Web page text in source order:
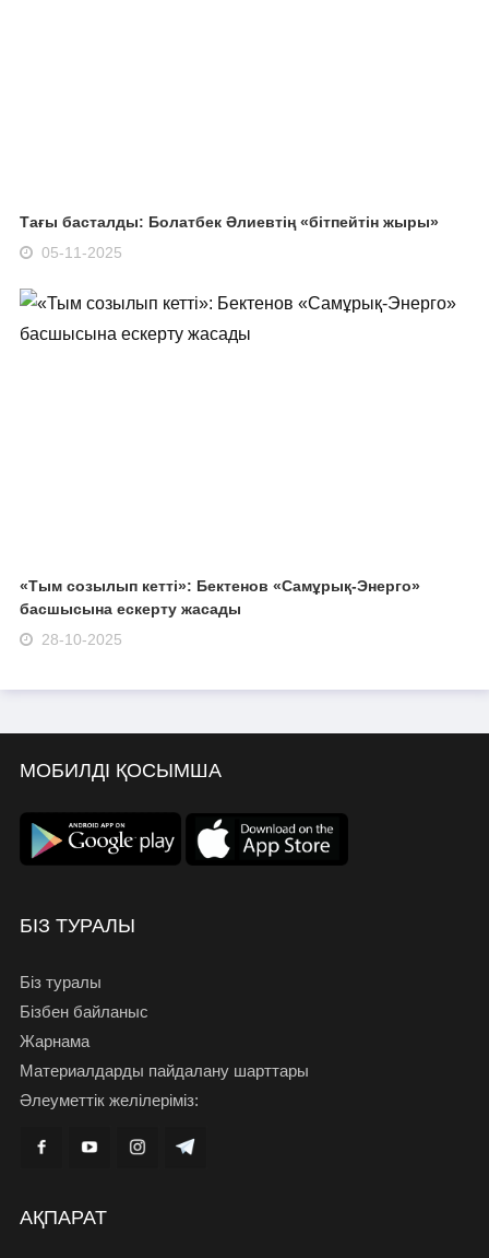
Тағы басталды: Болатбек Әлиевтің «бітпейтін жыры»
05-11-2025
«Тым созылып кетті»: Бектенов «Самұрық-Энерго»
басшысына ескерту жасады
28-10-2025
МОБИЛДІ ҚОСЫМША
БІЗ ТУРАЛЫ
Біз туралы
Бізбен байланыс
Жарнама
Материалдарды пайдалану шарттары
Әлеуметтік желілеріміз:
АҚПАРАТ